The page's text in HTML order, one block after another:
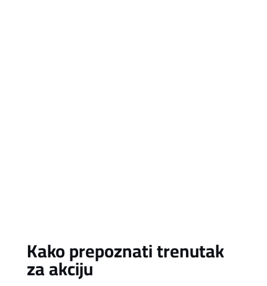
Kako prepoznati trenutak
za akciju